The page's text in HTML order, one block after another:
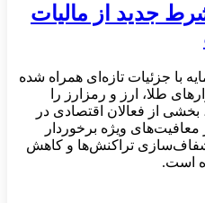
جدید از مالیات
با جزئیات تازه‌ای همراه شده
طلا، ارز و رمزارز را
از فعالان اقتصادی در
ویژه برخوردار
تراکنش‌ها و کاهش
است.